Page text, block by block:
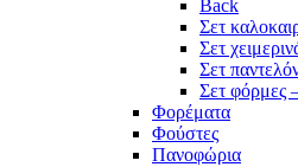
Back
Σετ
Σετ
Σετ
Σετ φόρμες
Φορέματα
Φούστες
Πανοφώρια